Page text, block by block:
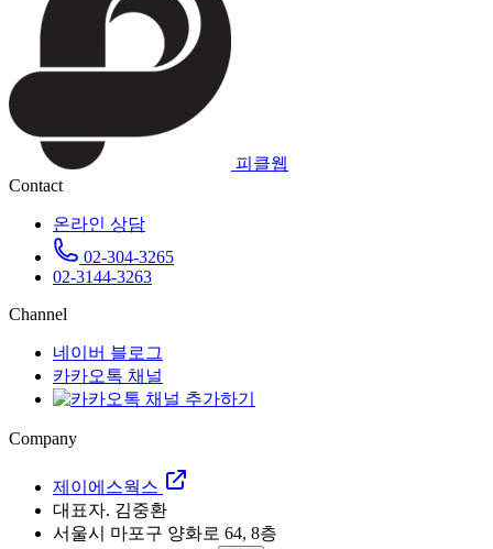
피클웹
Contact
온라인 상담
02-304-3265
02-3144-3263
Channel
네이버 블로그
카카오톡 채널
Company
제이에스웍스
대표자. 김중환
서울시 마포구 양화로 64, 8층